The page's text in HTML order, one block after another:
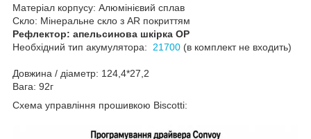
Матеріал корпусу: Алюмінієвий сплав
Скло: Мінеральне скло з AR покриттям
Рефлектор: апельсинова шкірка OP
Необхідний тип акумулятора: 21700 (в комплект не входить)
Довжина / діаметр: 124,4*27,2
Вага: 92г
Схема управління прошивкою Biscotti: